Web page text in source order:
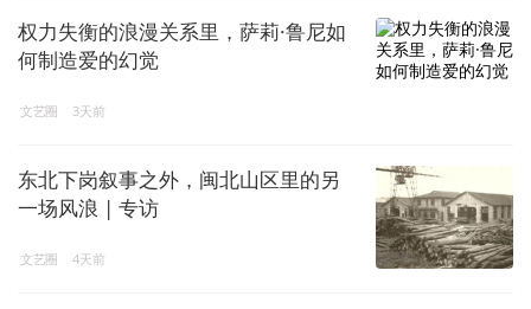
权力失衡的浪漫关系里，萨莉·鲁尼如
何制造爱的幻觉
文艺圈 3天前
东北下岗叙事之外，闽北山区里的另
一场风浪 | 专访
文艺圈 4天前